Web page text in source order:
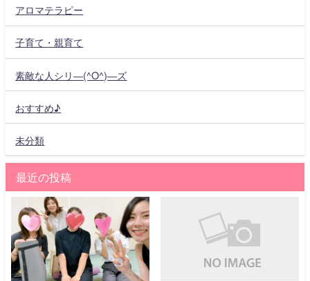
アロマテラピー
子育て・親育て
素敵な人シリ―(^O^)―ズ
おすすめ♪
未分類
最近の投稿